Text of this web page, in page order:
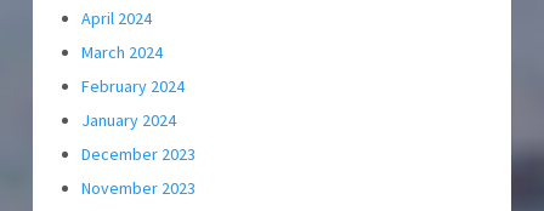
April 2024
March 2024
February 2024
January 2024
December 2023
November 2023